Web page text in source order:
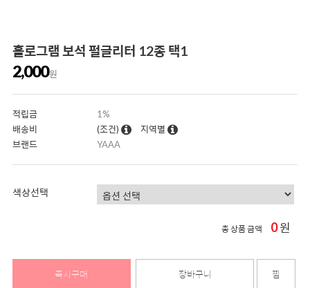
홀로그램 보석 펄글리터 12종 택1
2,000원
적립금
1%
배송비
(조건)
지역별
브랜드
YAAA
색상선택
총 상품 금액 0원
즉시구매 장바구니 찜